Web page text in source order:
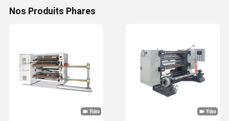
Nos Produits Phares